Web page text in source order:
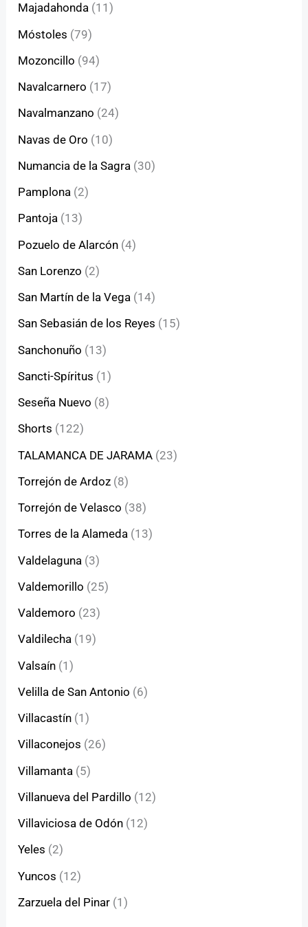
Majadahonda (11)
Móstoles (79)
Mozoncillo (94)
Navalcarnero (17)
Navalmanzano (24)
Navas de Oro (10)
Numancia de la Sagra (30)
Pamplona (2)
Pantoja (13)
Pozuelo de Alarcón (4)
San Lorenzo (2)
San Martín de la Vega (14)
San Sebasián de los Reyes (15)
Sanchonuño (13)
Sancti-Spíritus (1)
Seseña Nuevo (8)
Shorts (122)
TALAMANCA DE JARAMA (23)
Torrejón de Ardoz (8)
Torrejón de Velasco (38)
Torres de la Alameda (13)
Valdelaguna (3)
Valdemorillo (25)
Valdemoro (23)
Valdilecha (19)
Valsaín (1)
Velilla de San Antonio (6)
Villacastín (1)
Villaconejos (26)
Villamanta (5)
Villanueva del Pardillo (12)
Villaviciosa de Odón (12)
Yeles (2)
Yuncos (12)
Zarzuela del Pinar (1)